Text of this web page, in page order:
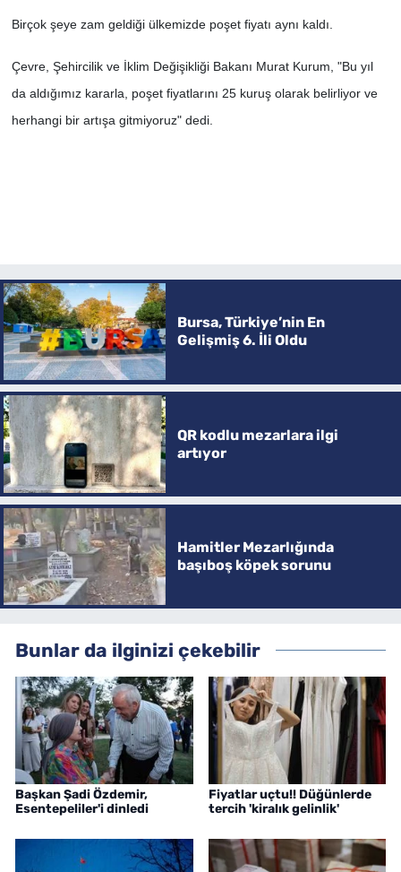
Birçok şeye zam geldiği ülkemizde poşet fiyatı aynı kaldı.
Çevre, Şehircilik ve İklim Değişikliği Bakanı Murat Kurum, "Bu yıl
da aldığımız kararla, poşet fiyatlarını 25 kuruş olarak belirliyor ve
herhangi bir artışa gitmiyoruz" dedi.
Bursa, Türkiye’nin En
Gelişmiş 6. İli Oldu
QR kodlu mezarlara ilgi
artıyor
Hamitler Mezarlığında
başıboş köpek sorunu
Bunlar da ilginizi çekebilir
Başkan Şadi Özdemir,
Esentepeliler'i dinledi
Fiyatlar uçtu!! Düğünlerde
tercih 'kiralık gelinlik'